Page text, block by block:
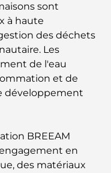
déménagement à
: une
immobiliers
de Dubaï : un
sont
à haute
des déchets
Les
de l'eau
et de
développement
BREEAM
en
des matériaux